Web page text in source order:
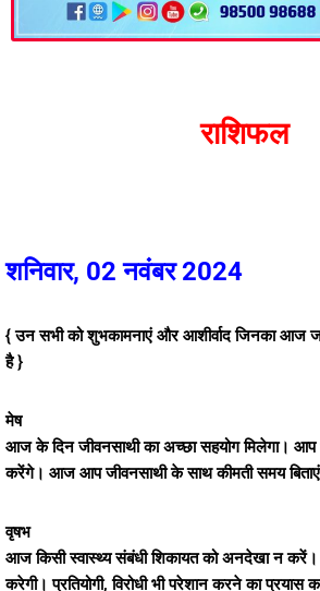
राशिफल
शनिवार, 02 नवंबर 2024
{ उन सभी को शुभकामनाएं और आशीर्वाद जिनका आज
है }
मेष
आज के दिन जीवनसाथी का अच्छा सहयोग मिलेगा। आप
करेंगे। आज आप जीवनसाथी के साथ कीमती समय
वृषभ
आज किसी स्वास्थ्य संबंधी शिकायत को अनदेखा न
करेगी। प्रतियोगी, विरोधी भी परेशान करने का प्रयास